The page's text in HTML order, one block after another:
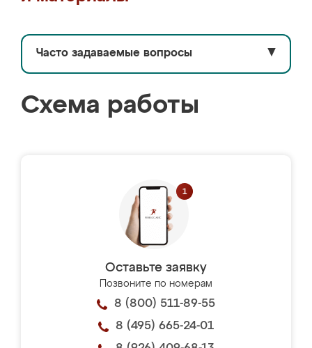
Часто задаваемые вопросы ▼
Схема работы
Оставьте заявку
Позвоните по номерам
8 (800) 511-89-55
8 (495) 665-24-01